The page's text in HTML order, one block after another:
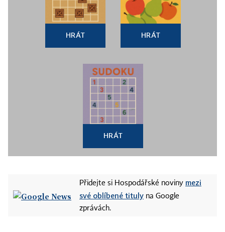
HRÁT HRÁT
HRÁT
Přidejte si Hospodářské noviny mezi
své oblíbené tituly na Google
zprávách.